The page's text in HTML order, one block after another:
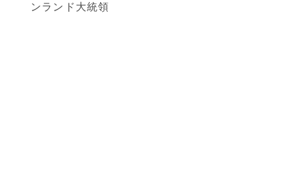
ンランド大統領